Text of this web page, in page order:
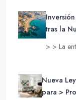
tras la
> > La
Nueva
para >